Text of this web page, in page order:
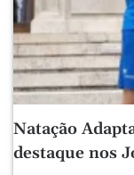
Natação
destaque nos